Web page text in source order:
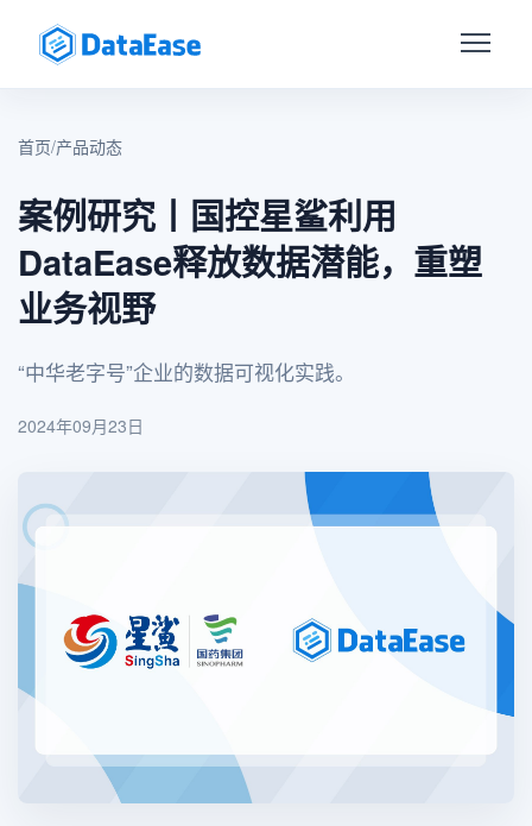
首页/产品动态
案例研究丨国控星鲨利用
DataEase释放数据潜能，重塑
业务视野
“中华老字号”企业的数据可视化实践。
2024年09月23日